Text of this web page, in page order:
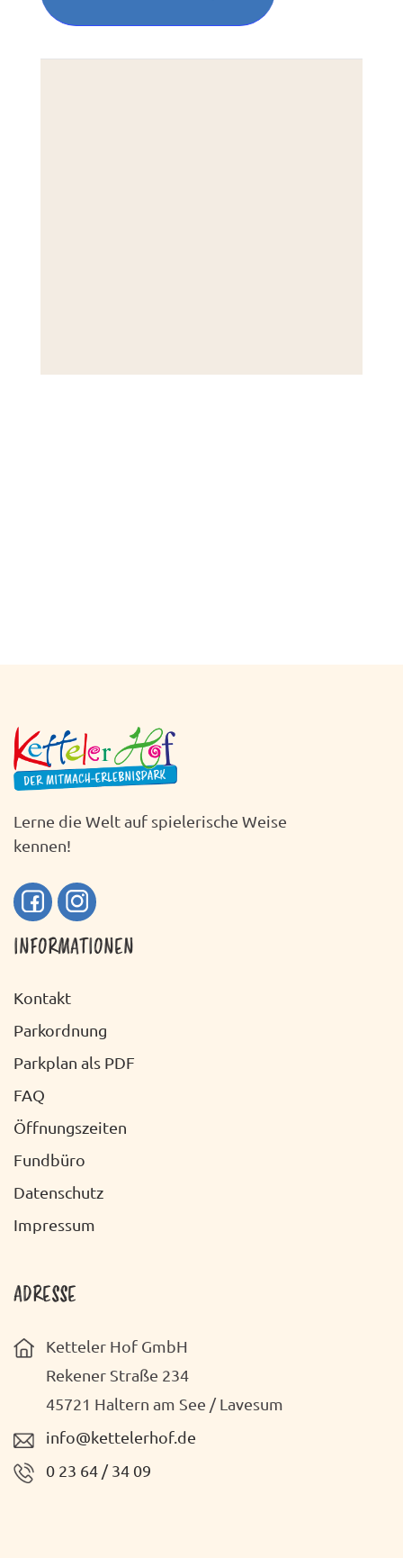
Lerne die Welt auf spielerische Weise
kennen!
INFORMATIONEN
Kontakt
Parkordnung
Parkplan als PDF
FAQ
Öffnungszeiten
Fundbüro
Datenschutz
Impressum
ADRESSE
Ketteler Hof GmbH
Rekener Straße 234
45721 Haltern am See / Lavesum
info@kettelerhof.de
0 23 64 / 34 09